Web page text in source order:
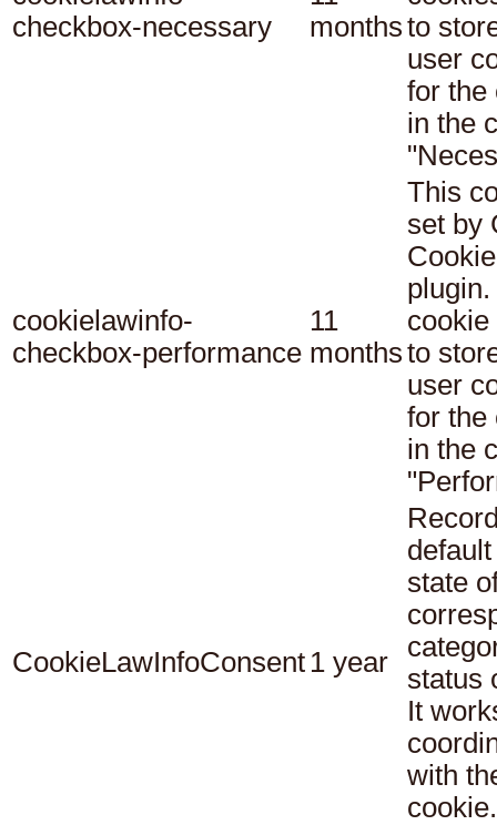
checkbox-necessary
monthsto
user
for the
in the
cookielawinfo-
checkbox-performance
11
months
This
set by
cookie
to
user
for the
in the
CookieLawInfoConsent 1 year
state
status
It
with
cookie.